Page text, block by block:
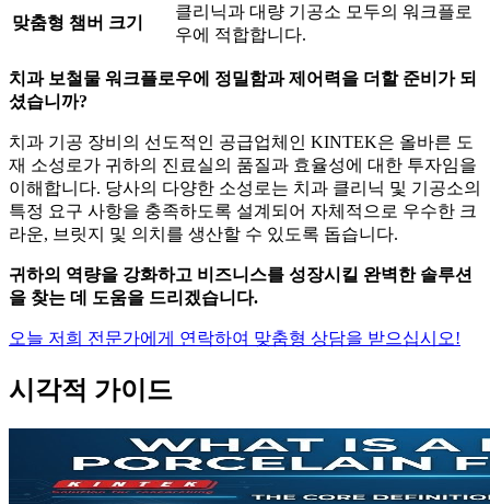
맞춤형 챔버 크기
클리닉과 대량 기공소 모두의 워크플로
우에 적합합니다.
치과 보철물 워크플로우에 정밀함과 제어력을 더할 준비가 되
셨습니까?
치과 기공 장비의 선도적인 공급업체인 KINTEK은 올바른 도
재 소성로가 귀하의 진료실의 품질과 효율성에 대한 투자임을
이해합니다. 당사의 다양한 소성로는 치과 클리닉 및 기공소의
특정 요구 사항을 충족하도록 설계되어 자체적으로 우수한 크
라운, 브릿지 및 의치를 생산할 수 있도록 돕습니다.
귀하의 역량을 강화하고 비즈니스를 성장시킬 완벽한 솔루션
을 찾는 데 도움을 드리겠습니다.
오늘 저희 전문가에게 연락하여 맞춤형 상담을 받으십시오!
시각적 가이드